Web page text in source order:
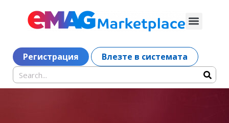
Регистрация Влезте в системата